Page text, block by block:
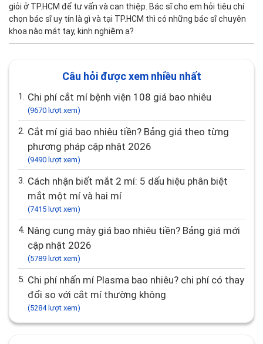
giỏi ở TP.HCM để tư vấn và can thiệp. Bác sĩ cho em hỏi tiêu chí
chọn bác sĩ uy tín là gì và tại TP.HCM thì có những bác sĩ chuyên
khoa nào mát tay, kinh nghiệm ạ?
Câu hỏi được xem nhiều nhất
1. Chi phí cắt mí bệnh viện 108 giá bao nhiêu
(9670 lượt xem)
2. Cắt mí giá bao nhiêu tiền? Bảng giá theo từng
phương pháp cập nhật 2026
(9490 lượt xem)
3. Cách nhận biết mắt 2 mí: 5 dấu hiệu phân biệt
mắt một mí và hai mí
(7415 lượt xem)
4. Nâng cung mày giá bao nhiêu tiền? Bảng giá mới
cập nhật 2026
(5789 lượt xem)
5. Chi phí nhấn mí Plasma bao nhiêu? chi phí có thay
đổi so với cắt mí thường không
(5284 lượt xem)